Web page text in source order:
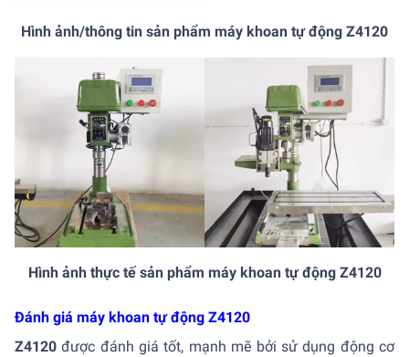
Hình ảnh/thông tin sản phẩm máy khoan tự động Z4120
Hình ảnh thực tế sản phẩm máy khoan tự động Z4120
Đánh giá máy khoan tự động Z4120
Z4120được đánh giá tốt, mạnh mẽ bởi sử dụng động cơ